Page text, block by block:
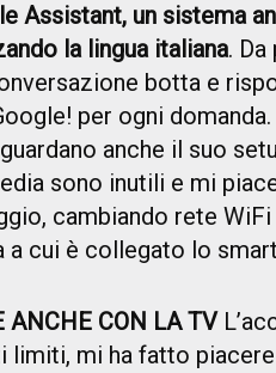
Assistant, un sistema
la lingua italiana.
botta e
per ogni
anche il suo
sono inutili e mi
cambiando rete
a cui è collegato lo
ANCHE CON LA TV
limiti, mi ha fatto